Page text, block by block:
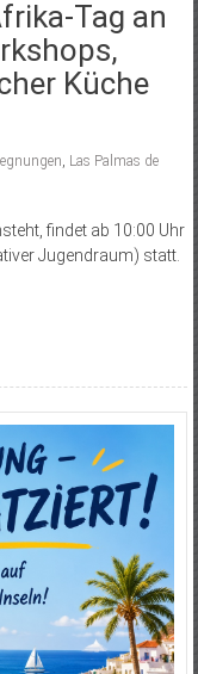
Tag an
Küche
, Las Palmas de
findet ab 10:00 Uhr
Jugendraum) statt.